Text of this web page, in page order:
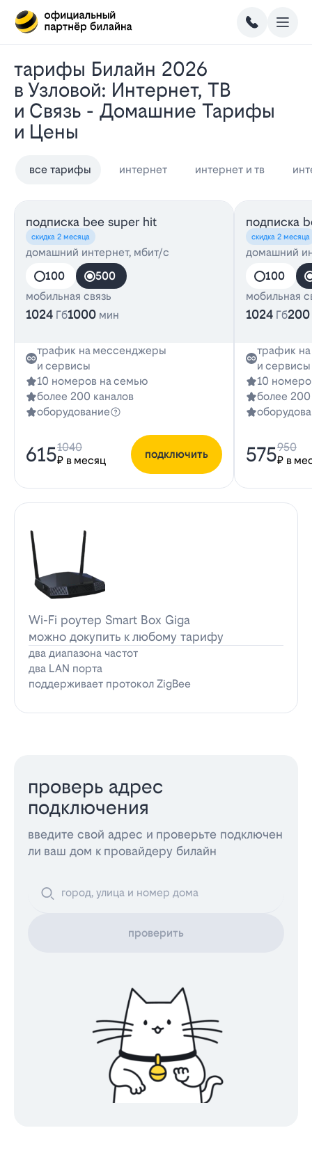
Тарифы Билайн 2026
в Узловой: Интернет, ТВ
и Связь - Домашние Тарифы
и Цены
все тарифы интернет интернет и тв
подписка bee super hit
скидка 2 месяца
домашний интернет, мбит/с
100
500
мобильная связь
1024 Гб1000 мин
трафик на мессенджеры
и сервисы
10 номеров на семью
более 200 каналов
оборудование
615₽ в месяц
1040
подключить
подписка
скидка 2 месяца
домашний
100
мобильная
1024 Гб200
трафик
и сервисы
10
более 200
575₽ в
950
Wi-Fi роутер Smart Box Giga
можно докупить к любому тарифу
два диапазона частот
два LAN порта
поддерживает протокол ZigBee
проверь адрес
подключения
введите свой адрес и проверьте подключен
ли ваш дом к провайдеру билайн
проверить